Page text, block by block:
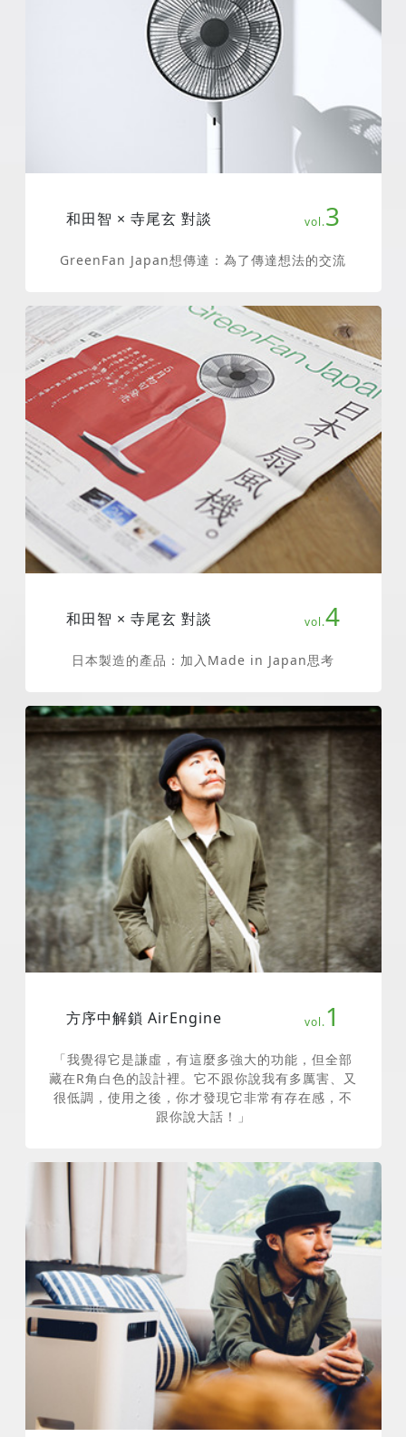
和田智 × 寺尾玄 對談 3
GreenFan Japan想傳達：為了傳達想法的交流
和田智 × 寺尾玄 對談 4
日本製造的產品：加入Made in Japan思考
方序中解鎖 AirEngine 1
「我覺得它是謙虛，有這麼多強大的功能，但全部
藏在R角白色的設計裡。它不跟你說我有多厲害、又
很低調，使用之後，你才發現它非常有存在感，不
跟你說大話！」